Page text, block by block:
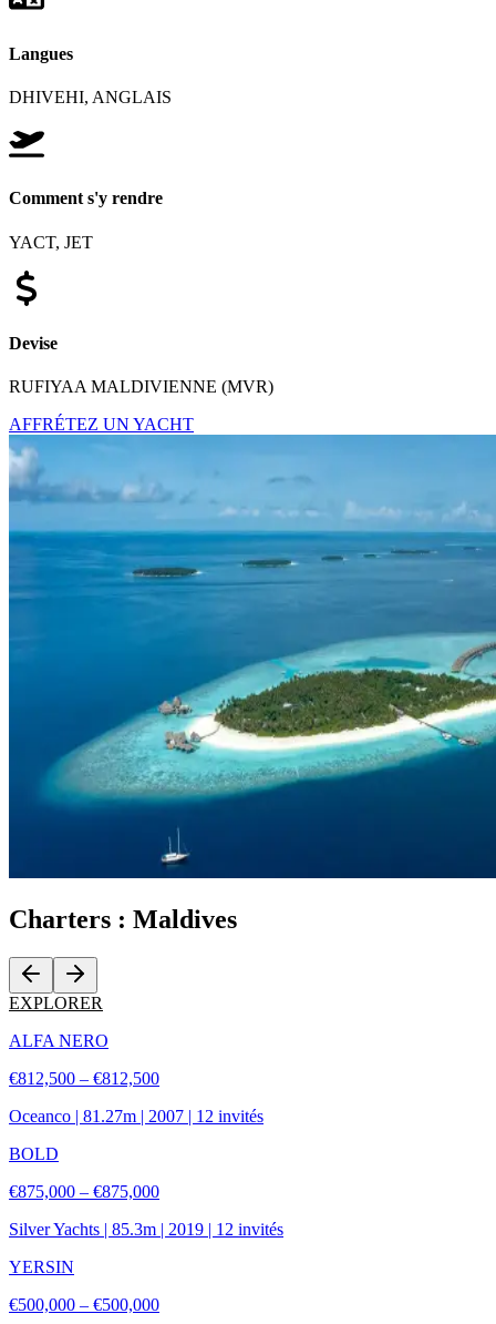
Langues
DHIVEHI, ANGLAIS
Comment s'y rendre
YACT, JET
Devise
RUFIYAA MALDIVIENNE (MVR)
AFFRÉTEZ UN YACHT
Charters : Maldives
EXPLORER
ALFA NERO
€812,500 – €812,500
Oceanco | 81.27m | 2007 | 12 invités
BOLD
€875,000 – €875,000
Silver Yachts | 85.3m | 2019 | 12 invités
YERSIN
€500,000 – €500,000